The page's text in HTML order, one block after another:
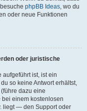
phpBB Ideas, wo du
oder neue Funktionen
oder juristische
aufgeführt ist, ist ein
so keine Antwort erhältst,
dazu eine
einem kostenlosen
liegt — den Support oder